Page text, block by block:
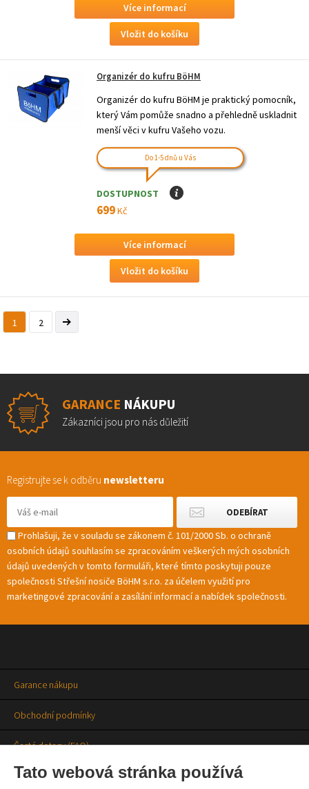
Tato webová stránka používá
Více informací
Organizér do kufru BöHM
Organizér do kufru BöHM je praktický pomocník,
který Vám pomůže snadno a přehledně uskladnit
menší věci v kufru Vašeho vozu.
Do 1-5 dnů u Vás
DOSTUPNOST I
699Kč
Více informací
1 2
GARANCE NÁKUPU
Zákazníci jsou pro nás důležití
Registrujte se k odběru newsletteru
Prohlašuji, že v souladu se zákonem č. 101/2000 Sb. o ochraně
osobních údajů souhlasím se zpracováním veškerých mých osobních
údajů uvedených v tomto formuláři, které tímto poskytuji pouze
společnosti Střešní nosiče BöHM s.r.o. za účelem využití pro
marketingové zpracování a zasílání informací a nabídek společnosti.
Garance nákupu
Obchodní podmínky
Časté dotazy (FAQ)
Prodejny